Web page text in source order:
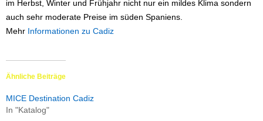
im Herbst, Winter und Frühjahr nicht nur ein mildes Klima sondern
auch sehr moderate Preise im süden Spaniens.
Mehr Informationen zu Cadiz
Ähnliche Beiträge
MICE Destination Cadiz
In "Katalog"